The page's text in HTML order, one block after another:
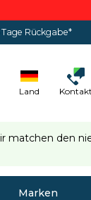
Tage Rückgabe*
Land Kontakt
matchen den
Marken